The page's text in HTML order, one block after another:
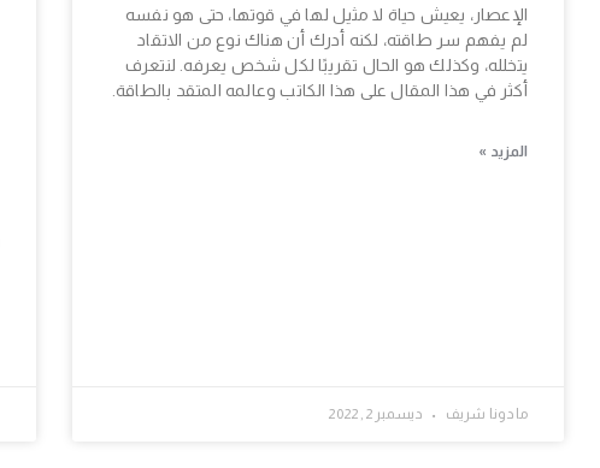
الإعصار، يعيش حياة لا مثيل لها في قوتها، حتى هو نفسه
لم يفهم سر طاقته، لكنه أدرك أن هناك نوع من الاتقاد
يتخلله، وكذلك هو الحال تقريبًا لكل شخص يعرفه. لنتعرف
أكثر في هذا المقال على هذا الكاتب وعالمه المتقد بالطاقة.
المزيد »
مادونا شريف ديسمبر 2, 2022